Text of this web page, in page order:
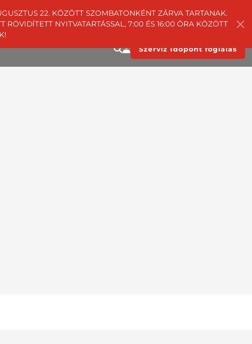
22. KÖZÖTT SZOMBATONKÉNT ZÁRVA TARTANAK.
NYITVATARTÁSSAL, 7:00 ÉS 16:00 ÓRA KÖZÖTT
Szerviz Időpont foglalás